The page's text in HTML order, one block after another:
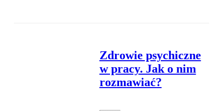
Zdrowie psychiczne
w pracy. Jak o nim
rozmawiać?